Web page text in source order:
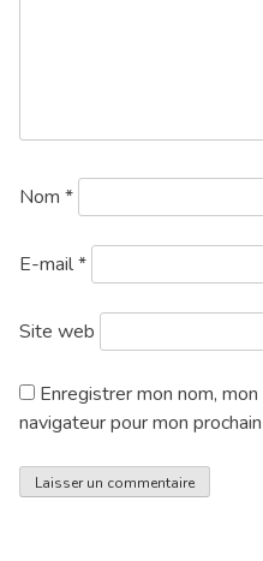
Nom *
E-mail*
Site web
Enregistrer mon nom,
navigateur pour mon